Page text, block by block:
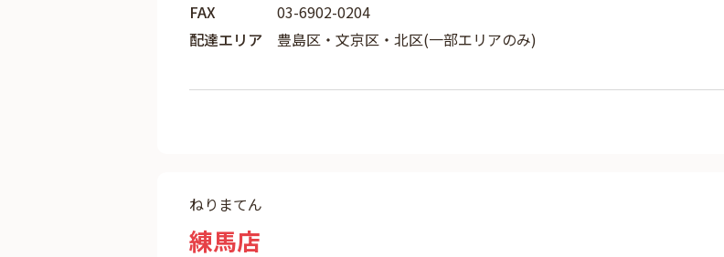
FAX
03-6902-0204
配達エリア
豊島区・文京区・北区(一部エリアのみ)
ねりまてん
練馬店